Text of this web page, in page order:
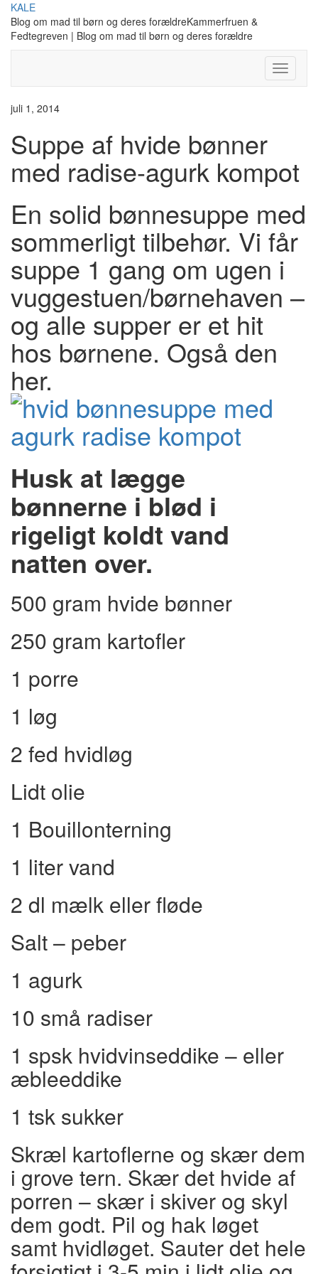
Skip
content
KALE
Blog om mad til børn og deres forældreKammerfruen &
Fedtegreven | Blog om mad til børn og deres forældre
Toggle
juli 1, 2014
Suppe af hvide bønner
med radise-agurk kompot
En solid bønnesuppe med
sommerligt tilbehør. Vi får
suppe 1 gang om ugen i
vuggestuen/børnehaven –
og alle supper er et hit
hos børnene. Også den
her.
Husk at lægge
bønnerne i blød i
rigeligt koldt vand
natten over.
500 gram hvide bønner
250 gram kartofler
1 porre
1 løg
2 fed hvidløg
Lidt olie
1 Bouillonterning
1 liter vand
2 dl mælk eller fløde
Salt – peber
1 agurk
10 små radiser
1 spsk hvidvinseddike – eller
æbleeddike
1 tsk sukker
Skræl kartoflerne og skær dem
i grove tern. Skær det hvide af
porren – skær i skiver og skyl
dem godt. Pil og hak løget
samt hvidløget. Sauter det hele